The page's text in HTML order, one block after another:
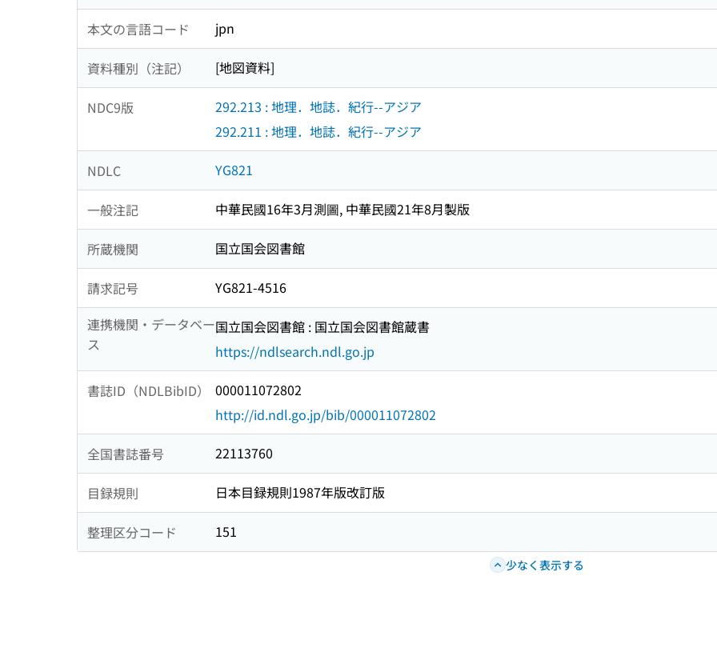
本文の言語コード jpn
資料種別（注記） [地図資料]
NDC9版
292.213 : 地理．地誌．紀行--アジア
292.211 : 地理．地誌．紀行--アジア
NDLC YG821
一般注記 中華民國16年3月測圖, 中華民國21年8月製版
所蔵機関 国立国会図書館
請求記号
YG821-4516
連携機関・データベー
ス
国立国会図書館 : 国立国会図書館蔵書
https://ndlsearch.ndl.go.jp
書誌ID（NDLBibID）
000011072802
http://id.ndl.go.jp/bib/000011072802
全国書誌番号 22113760
目録規則 日本目録規則1987年版改訂版
整理区分コード 151
少なく表示する